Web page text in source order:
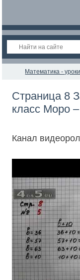
Математика -
Страница 8
класс Моро
Канал